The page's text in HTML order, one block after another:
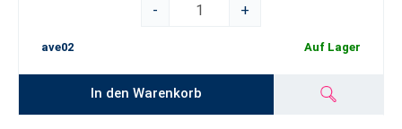
-
+
ave02 Auf Lager
In den Warenkorb